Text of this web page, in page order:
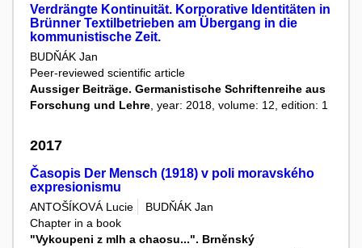
Verdrängte Kontinuität. Korporative Identitäten in
Brünner Textilbetrieben am Übergang in die
kommunistische Zeit.
BUDŇÁK Jan
Peer-reviewed scientific article
Aussiger Beiträge. Germanistische Schriftenreihe aus
Forschung und Lehre, year: 2018, volume: 12, edition: 1
2017
Časopis Der Mensch (1918) v poli moravského
expresionismu
ANTOŠÍKOVÁ Lucie
BUDŇÁK Jan
Chapter in a book
"Vykoupeni z mlh a chaosu...". Brněnský